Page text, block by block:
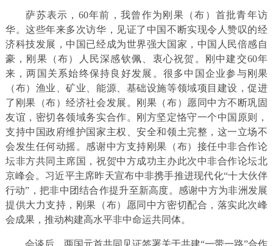
萨苏表示，60年前，我曾作为刚果（布）首批青年访
华。这些年来多次访华，见证了中国不断实现令人赞叹的经
济科技发展，中国已经成为世界强大国家，中国人民倍感自
豪，刚果（布）人民深感钦佩、衷心祝贺。刚中建交60年
来，两国关系始终保持良好发展。很多中国企业参与刚果
（布）渔业、矿业、能源、基础设施等领域项目建设，促进
了刚果（布）经济社会发展。刚果（布）愿同中方不断巩固
友谊，密切各领域务实合作。刚方坚定恪守一个中国原则，
支持中国政府维护国家主权、安全和领土完整，这一立场不
会发生任何动摇。感谢中方支持刚果（布）接任中非合作论
坛非方共同主席国，祝贺中方成功主办此次中非合作论坛北
京峰会。习近平主席昨天宣布中非携手推进现代化“十大伙伴
行动”，把非中团结合作提升至新高度。感谢中方为非洲发展
提供大力支持，刚果（布）愿同中方密切配合，落实此次峰
会成果，推动构建高水平非中命运共同体。
会谈后，两国元首共同见证签署关于共建“一带一路”合作